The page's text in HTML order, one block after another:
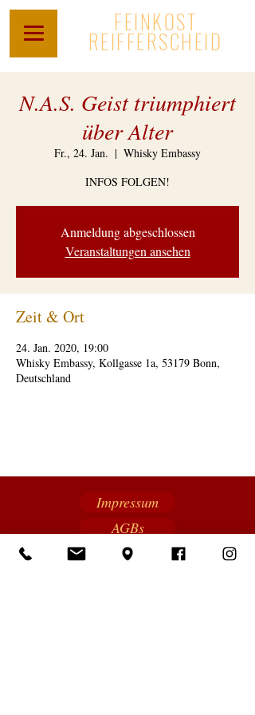
FEINKOST
REIFFERSCHEID
N.A.S. Geist triumphiert
über Alter
Fr., 24. Jan.
  |
Whisky Embassy
INFOS FOLGEN!
Anmeldung abgeschlossen
Veranstaltungen ansehen
Zeit & Ort
24. Jan. 2020, 19:00
Whisky Embassy, Kollgasse 1a, 53179 Bonn,
Deutschland
Impressum
AGBs
GESTALTERISCHES
KONZEPT